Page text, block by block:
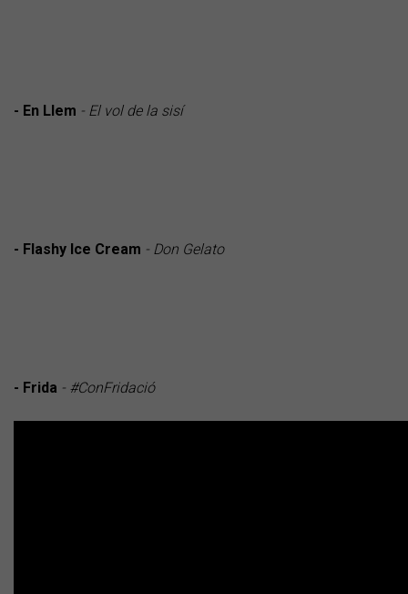
- En Llem - El vol de la sisí
- Flashy Ice Cream - Don Gelato
- Frida - #ConFridació